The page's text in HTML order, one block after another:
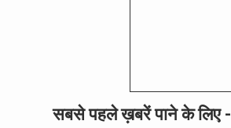
सबसे पहले ख़बरें पाने के लिए -